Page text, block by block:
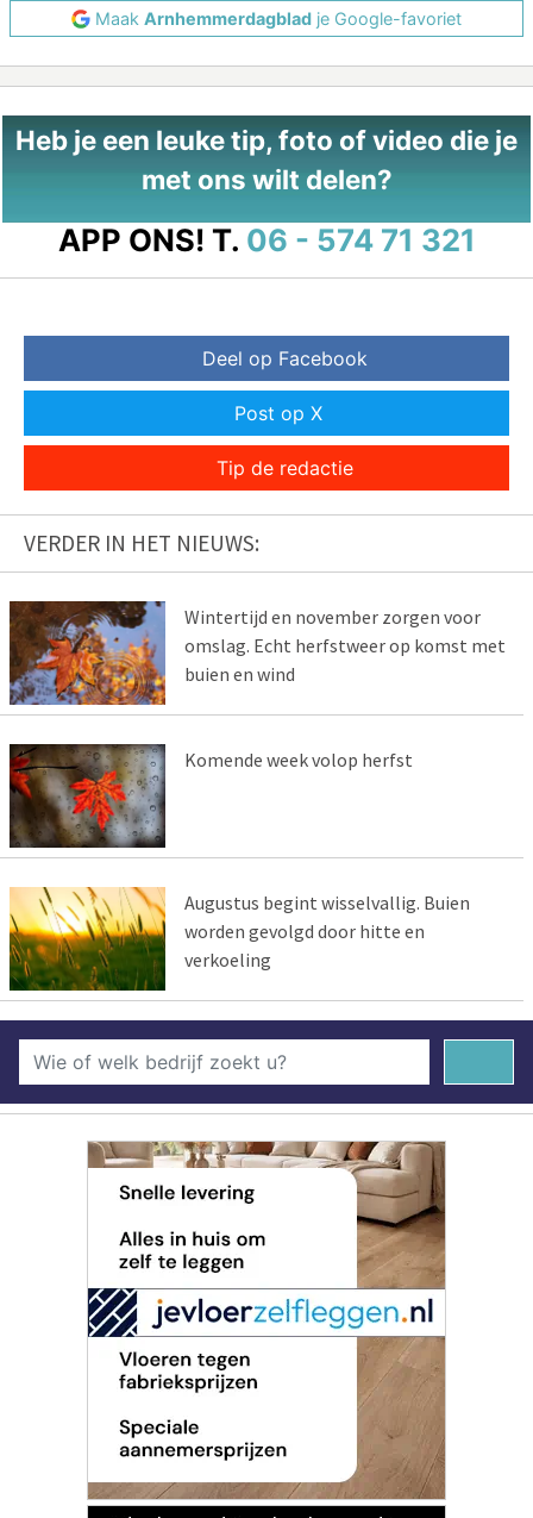
Maak Arnhemmerdagblad je Google-favoriet
Heb je een leuke tip, foto of video die je
met ons wilt delen?
APP ONS! T. 06 - 574 71 321
Deel op Facebook
Post op X
Tip de redactie
VERDER IN HET NIEUWS:
Wintertijd en november zorgen voor
omslag. Echt herfstweer op komst met
buien en wind
Komende week volop herfst
Augustus begint wisselvallig. Buien
worden gevolgd door hitte en
verkoeling